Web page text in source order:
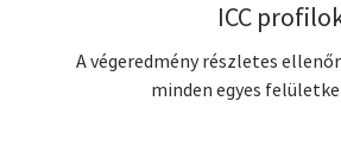
ICC
A végeredmény részletes
minden egyes